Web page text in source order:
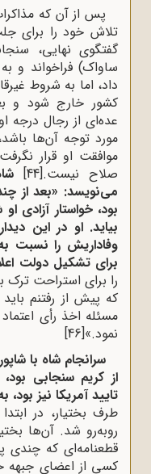
پس از آن که
تلاش خود را برای
گفتگوی نهایی،
ساواک) فراخواند و
داد، اما به شروط
کشور خارج شود و
عده‌ای از رجال درجه
مورد توجه آن‌ها
موافقت او قرار
صلاح نیست.[44]
می‌نویسد: «بعد از
بود، خواستار آزادی
بیاید. او در این
وفاداریش را نسبت
برای تشکیل دولت
را برای استراحت ترک
که پیش از رفتنم
مسئله اخذ رأی
نمود.»[46]
سرانجام شاه با
از کریم سنجابی
تایید آمریکا نیز بود،
طرف بختیار، در
روبه‌رو شد. آن‌ها
قطعنامه‌ای که
کسی از اعضای جبهه